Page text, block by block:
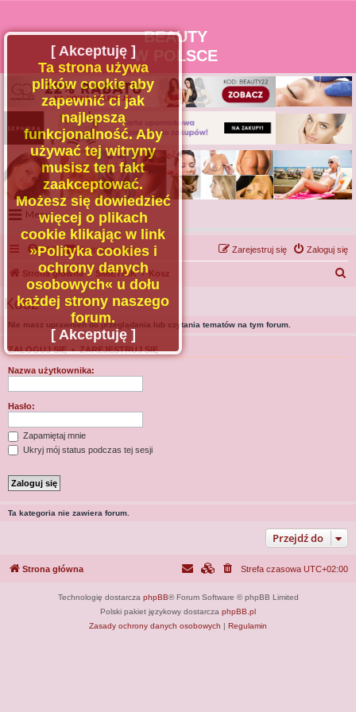
BEAUTY
W POLSCE
Menu
Portal
Facebook
Regulamin
Zapytaj administratora
Kontakt
FAQ Kontakt z nami Zaloguj się
Zarejestruj się
Strona główna ŚMIETNIK Kosz
Kosz
Nie masz uprawnień do przeglądania lub czytania tematów na tym forum.
ZALOGUJ SIĘ•ZAREJESTRUJ SIĘ
Nazwa użytkownika:
Hasło:
Zapamiętaj mnie
Ukryj mój status podczas tej sesji
Ta kategoria nie zawiera forum.
Przejdź do
[ Akceptuję ]
Ta strona używa
plików cookie aby
zapewnić ci jak
najlepszą
funkcjonalność. Aby
używać tej witryny
musisz ten fakt
zaakceptować.
Możesz się dowiedzieć
więcej o plikach
cookie klikając w link
»Polityka cookies i
ochrony danych
osobowych« u dołu
każdej strony naszego
forum.
[ Akceptuję ]
Strona główna Strefa czasowa UTC+02:00
Technologię dostarcza phpBB® Forum Software © phpBB Limited
Polski pakiet językowy dostarcza phpBB.pl
Zasady ochrony danych osobowych | Regulamin